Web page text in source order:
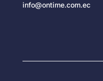
info@ontime.com.ec